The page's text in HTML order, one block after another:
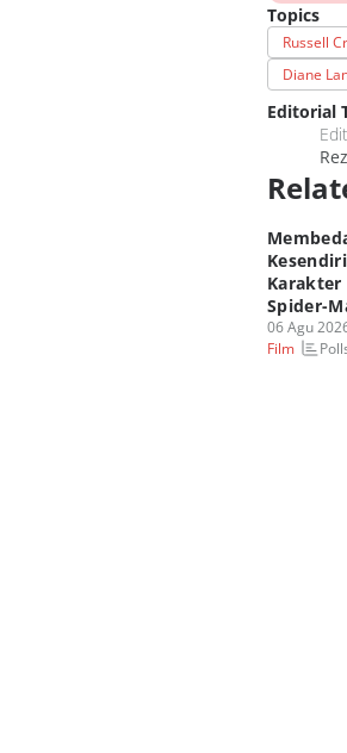
Topics
Russell
Diane
Editorial
Spider-
06 Agu
Film